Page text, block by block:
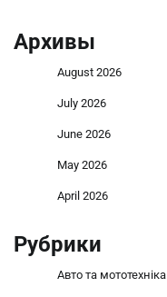
Архивы
August 2026
July 2026
June 2026
May 2026
April 2026
Рубрики
Авто та мототехніка